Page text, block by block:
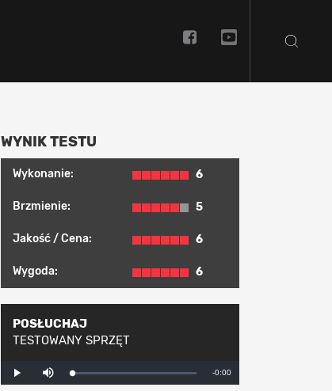
WYNIK TESTU
Wykonanie: 6
Brzmienie: 5
Jakość / Cena: 6
Wygoda: 6
POSŁUCHAJ
TESTOWANY SPRZĘT
Play
Loaded:
0%
Progress:
0%
Remaining
-0:00